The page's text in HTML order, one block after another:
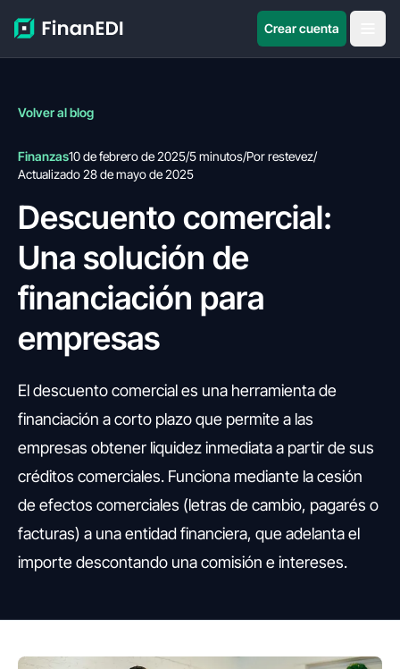
Crear cuenta
Volver al blog
Finanzas10 de febrero de 2025/5 minutos/Por restevez/
Actualizado 28 de mayo de 2025
Descuento comercial:
Una solución de
financiación para
empresas
El descuento comercial es una herramienta de
financiación a corto plazo que permite a las
empresas obtener liquidez inmediata a partir de sus
créditos comerciales. Funciona mediante la cesión
de efectos comerciales (letras de cambio, pagarés o
facturas) a una entidad financiera, que adelanta el
importe descontando una comisión e intereses.